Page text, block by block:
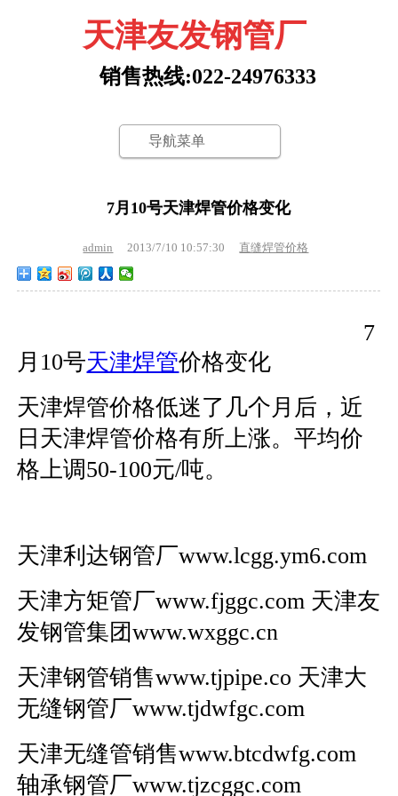
天津友发钢管厂
销售热线:022-24976333
导航菜单
7月10号天津焊管价格变化
admin 2013/7/10 10:57:30 直缝焊管价格
7
月10号天津焊管价格变化
天津焊管价格低迷了几个月后，近
日天津焊管价格有所上涨。平均价
格上调50-100元/吨。
天津利达钢管厂www.lcgg.ym6.com
天津方矩管厂www.fjggc.com 天津友
发钢管集团www.wxggc.cn
天津钢管销售www.tjpipe.co 天津大
无缝钢管厂www.tjdwfgc.com
天津无缝管销售www.btcdwfg.com
轴承钢管厂www.tjzcggc.com